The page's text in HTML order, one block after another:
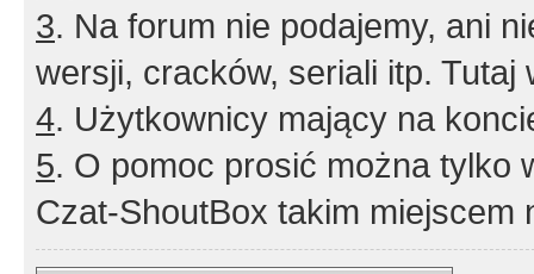
3. Na forum nie podajemy, ani
wersji, cracków, seriali itp. Tutaj
4. Użytkownicy mający na
5. O pomoc prosić można tylko
Czat-ShoutBox takim miejscem